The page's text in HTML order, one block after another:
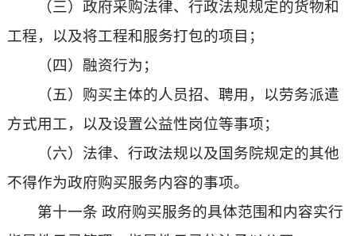
（三）政府采购法律、行政法规规定的货物和
工程，以及将工程和服务打包的项目；
（四）融资行为；
（五）购买主体的人员招、聘用，以劳务派遣
方式用工，以及设置公益性岗位等事项；
（六）法律、行政法规以及国务院规定的其他
不得作为政府购买服务内容的事项。
第十一条 政府购买服务的具体范围和内容实行